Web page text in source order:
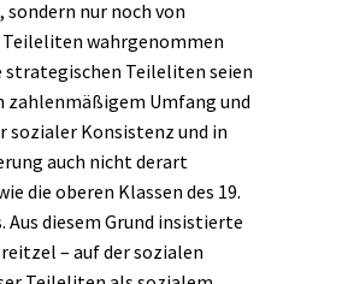
nur noch von
wahrgenommen
strategischen Teileliten seien
zahlenmäßigem Umfang und
sozialer Konsistenz und in
auch nicht derart
die oberen Klassen des 19.
Aus diesem Grund insistierte
– auf der sozialen